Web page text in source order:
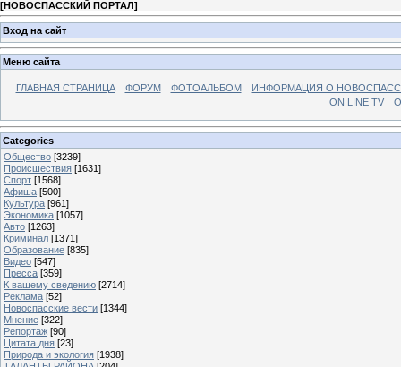
[НОВОСПАССКИЙ ПОРТАЛ]
Вход на сайт
Меню сайта
ГЛАВНАЯ СТРАНИЦА ФОРУМ ФОТОАЛЬБОМ
ИНФОРМАЦИЯ О
ON LINE TV
Categories
Общество [3239]
Происшествия [1631]
Спорт [1568]
Афиша [500]
Культура [961]
Экономика [1057]
Авто [1263]
Криминал [1371]
Образование [835]
Видео [547]
Пресса [359]
К вашему сведению [2714]
Реклама [52]
Новоспасские вести [1344]
Мнение [322]
Репортаж [90]
Цитата дня [23]
Природа и экология [1938]